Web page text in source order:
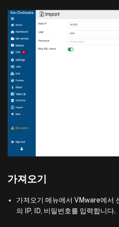
가져오기
가져오기 메뉴에서 VMware에서
의 IP, ID, 비밀번호를 입력합니다.